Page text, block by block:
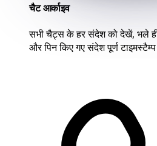
चैट आर्काइव
सभी चैट्स के हर संदेश को देखें, भले ही
और पिन किए गए संदेश पूर्ण